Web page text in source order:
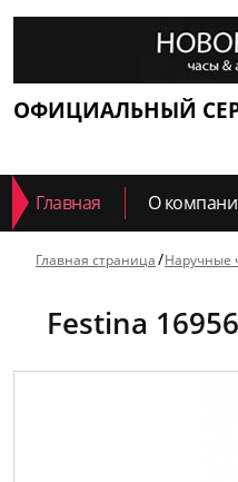
ОФИЦИАЛЬНЫЙ
Главная О
Главная страница Наручные
Festina